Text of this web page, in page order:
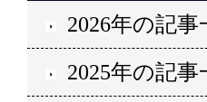
2026年の記事
2025年の記事